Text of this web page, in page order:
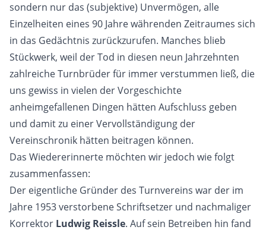
sondern nur das (subjektive) Unvermögen, alle
Einzelheiten eines 90 Jahre währenden Zeitraumes sich
in das Gedächtnis zurückzurufen. Manches blieb
Stückwerk, weil der Tod in diesen neun Jahrzehnten
zahlreiche Turnbrüder für immer verstummen ließ, die
uns gewiss in vielen der Vorgeschichte
anheimgefallenen Dingen hätten Aufschluss geben
und damit zu einer Vervollständigung der
Vereinschronik hätten beitragen können.
Das Wiedererinnerte möchten wir jedoch wie folgt
zusammenfassen:
Der eigentliche Gründer des Turnvereins war der im
Jahre 1953 verstorbene Schriftsetzer und nachmaliger
Korrektor Ludwig Reissle. Auf sein Betreiben hin fand